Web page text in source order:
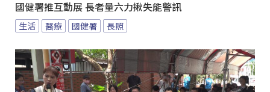
國健署推互動展 長者量六力揪失能警訊
生活 醫療 國健署 長照